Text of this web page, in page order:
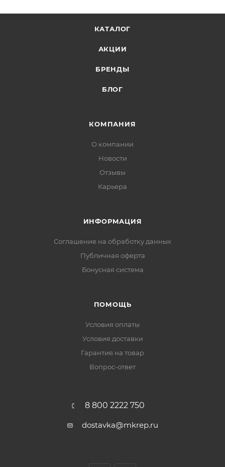
КАТАЛОГ
АКЦИИ
БРЕНДЫ
БЛОГ
КОМПАНИЯ
О компании
Новости
Отзывы
Карьера
ИНФОРМАЦИЯ
Соглашение на обработку данных
Публичная оферта
Бонусная система
ПОМОЩЬ
Условия оплаты
Условия доставки
Гарантия на товар
Вопрос-ответ
8 800 2222 750
dostavka@mkrep.ru